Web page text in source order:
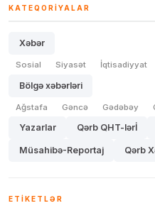
KATEQORIYALAR
Xəbər
Sosial Siyasət İqtisadiyyat
Bölgə xəbərləri
Ağstafa Gəncə Gədəbəy
Yazarlar Qərb QHT-lərİ
Müsahibə-Reportaj Qərb
ETIKETLƏR